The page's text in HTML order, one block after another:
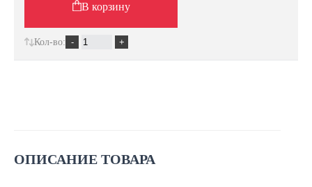
ОПИСАНИЕ ТОВАРА
В корзину
Кол-во: